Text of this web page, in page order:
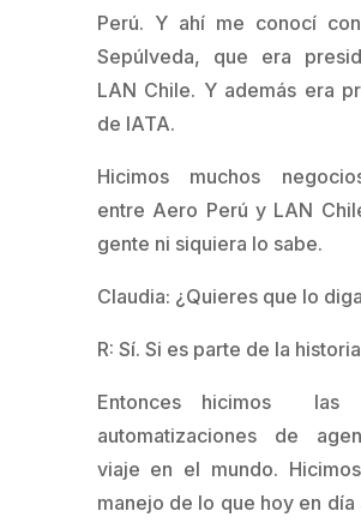
Perú. Y ahí me conocí
Sepúlveda, que era
LAN Chile. Y además era
de IATA.
Hicimos muchos
entre Aero Perú y LAN
gente ni siquiera lo sabe.
Claudia: ¿Quieres que lo
R: Sí. Si es parte de la
Entonces hicimos las
automatizaciones de
viaje en el mundo.
manejo de lo que hoy en día